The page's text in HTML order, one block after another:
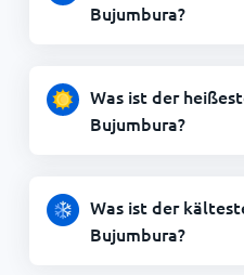
Bujumbura?
Was ist der
Bujumbura?
Was ist der
Bujumbura?